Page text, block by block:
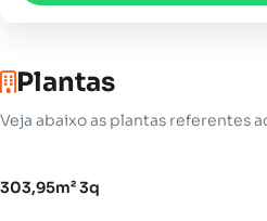
Plantas
Veja abaixo as plantas referentes
303,95m² 3q